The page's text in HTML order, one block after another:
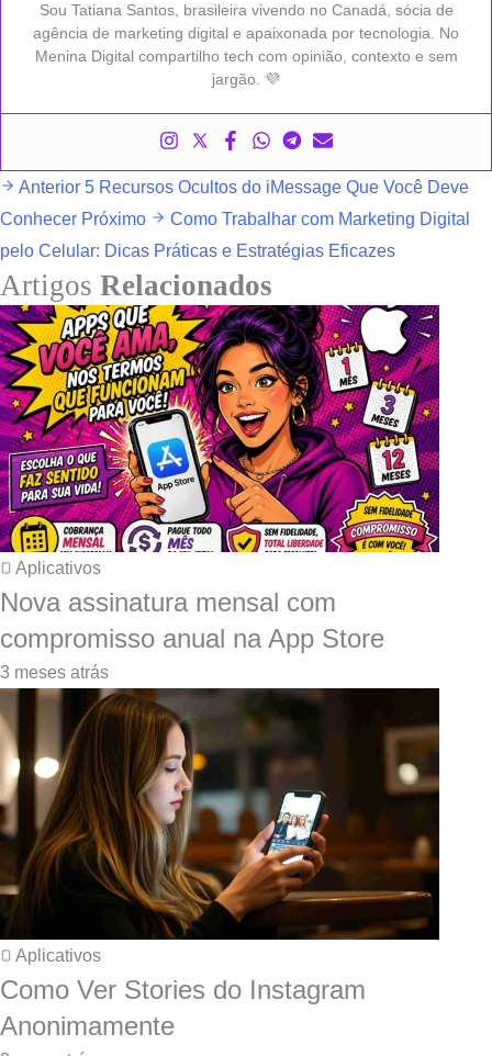
Sou Tatiana Santos, brasileira vivendo no Canadá, sócia de
agência de marketing digital e apaixonada por tecnologia. No
Menina Digital compartilho tech com opinião, contexto e sem
jargão. 💜
Anterior 5 Recursos Ocultos do iMessage Que Você Deve
Conhecer Próximo
Como Trabalhar com Marketing Digital
pelo Celular: Dicas Práticas e Estratégias Eficazes
Artigos Relacionados
Aplicativos
Nova assinatura mensal com
compromisso anual na App Store
3 meses atrás
Aplicativos
Como Ver Stories do Instagram
Anonimamente